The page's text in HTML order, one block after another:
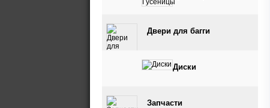
Двери для багги
Диски
Запчасти